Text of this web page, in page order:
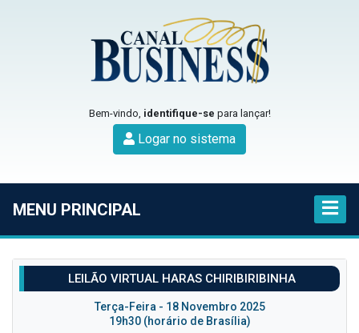
Bem-vindo, identifique-se para lançar!
Logar no sistema
MENU PRINCIPAL
LEILÃO VIRTUAL HARAS CHIRIBIRIBINHA
Terça-Feira - 18 Novembro 2025
19h30 (horário de Brasília)